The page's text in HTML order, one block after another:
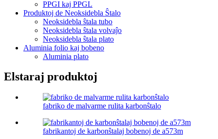
PPGI kaj PPGL
Produktoj de Neoksidebla Ŝtalo
Neoksidebla ŝtala tubo
Neoksidebla ŝtala volvaĵo
Neoksidebla ŝtala plato
Aluminia folio kaj bobeno
Aluminia plato
Elstaraj produktoj
fabriko de malvarme rulita karbonŝtalo
fabrikantoj de karbonŝtalaj bobenoj de a573m